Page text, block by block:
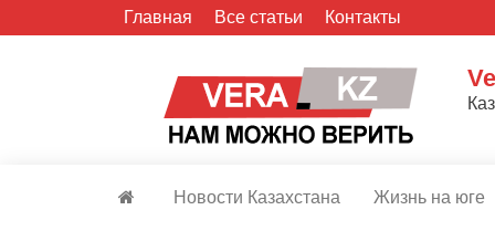
Главная Все статьи Контакты
Новости Казахстана Жизнь на юге